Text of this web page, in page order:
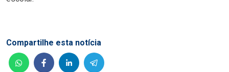
Compartilhe esta notícia